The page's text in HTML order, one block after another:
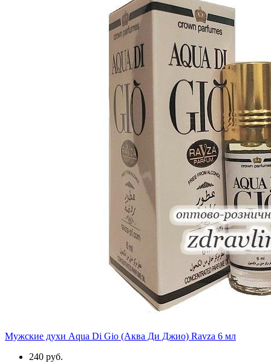
Мужские духи Aqua Di Gio (Аква Ди Джио) Ravza 6 мл
240 руб.